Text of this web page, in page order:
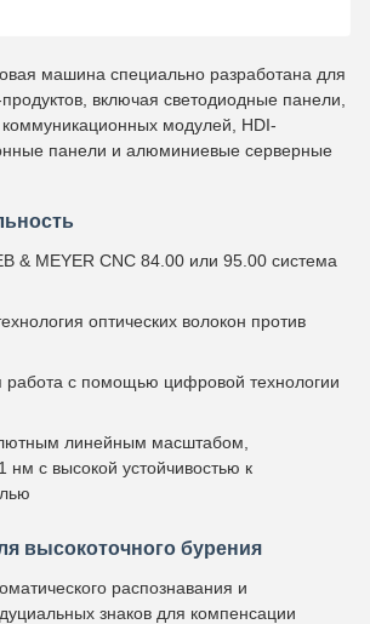
машина специально разработана для
включая светодиодные панели,
коммуникационных модулей, HDI-
панели и алюминиевые серверные
& MEYER CNC 84.00 или 95.00 система
оптических волокон против
работа с помощью цифровой технологии
линейным масштабом,
нм с высокой устойчивостью к
высокоточного бурения
распознавания и
знаков для компенсации